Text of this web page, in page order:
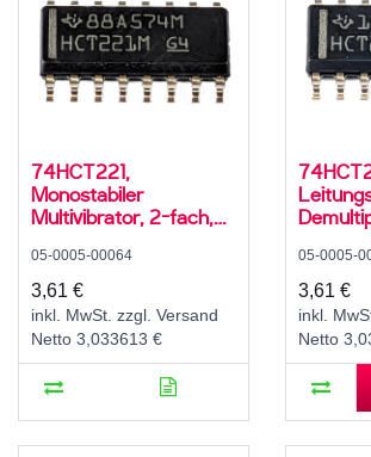
74HCT221,
Monostabiler
Multivibrator, 2-fach,
SO-16, 5V High-Speed
CMOS, -55..125 °C
05-0005-00064
3,61 €
inkl. MwSt. zzgl. Versand
Netto 3,033613 €
CMOS, -
05-0005-
3,61 €
inkl.
Netto